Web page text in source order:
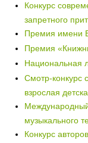
Конкурс
запретного
Премия имени
Премия
Национальная
Смотр-конкурс
взрослая
музыкального
Конкурс